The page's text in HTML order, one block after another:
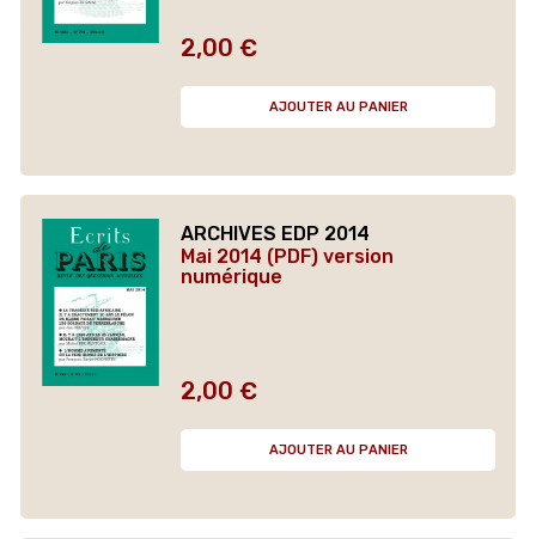
Prix
2,00 €
AJOUTER AU PANIER
ARCHIVES EDP 2014
Mai 2014 (PDF) version
numérique
Prix
2,00 €
AJOUTER AU PANIER